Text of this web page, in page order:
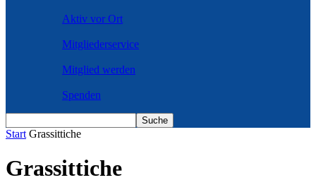
Aktiv vor Ort
Mitgliederservice
Mitglied werden
Spenden
Start Grassittiche
Grassittiche